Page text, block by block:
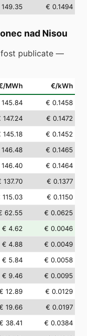
€ 0.1494
nad Nisou
fost publicate —
MWh €/kWh
€ 0.1458
147.24
€ 0.1472
145.18
€ 0.1452
€ 0.1465
€ 0.1464
137.70
€ 0.1377
115.03
€ 0.1150
62.55
€ 0.0625
€ 4.62
€ 0.0046
€ 4.88
€ 0.0049
€ 5.84
€ 0.0058
€ 9.46
€ 0.0095
12.89
€ 0.0129
19.66
€ 0.0197
38.41
€ 0.0384